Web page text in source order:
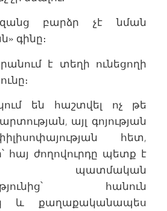
բարձր չէ նման
գինը։
է տեղի ունեցողի
են հաշտվել ոչ թե
այլ գոյության
հետ,
հայ ժողովուրդը պետք է
պատմական
հանուն
և քաղաքականապես